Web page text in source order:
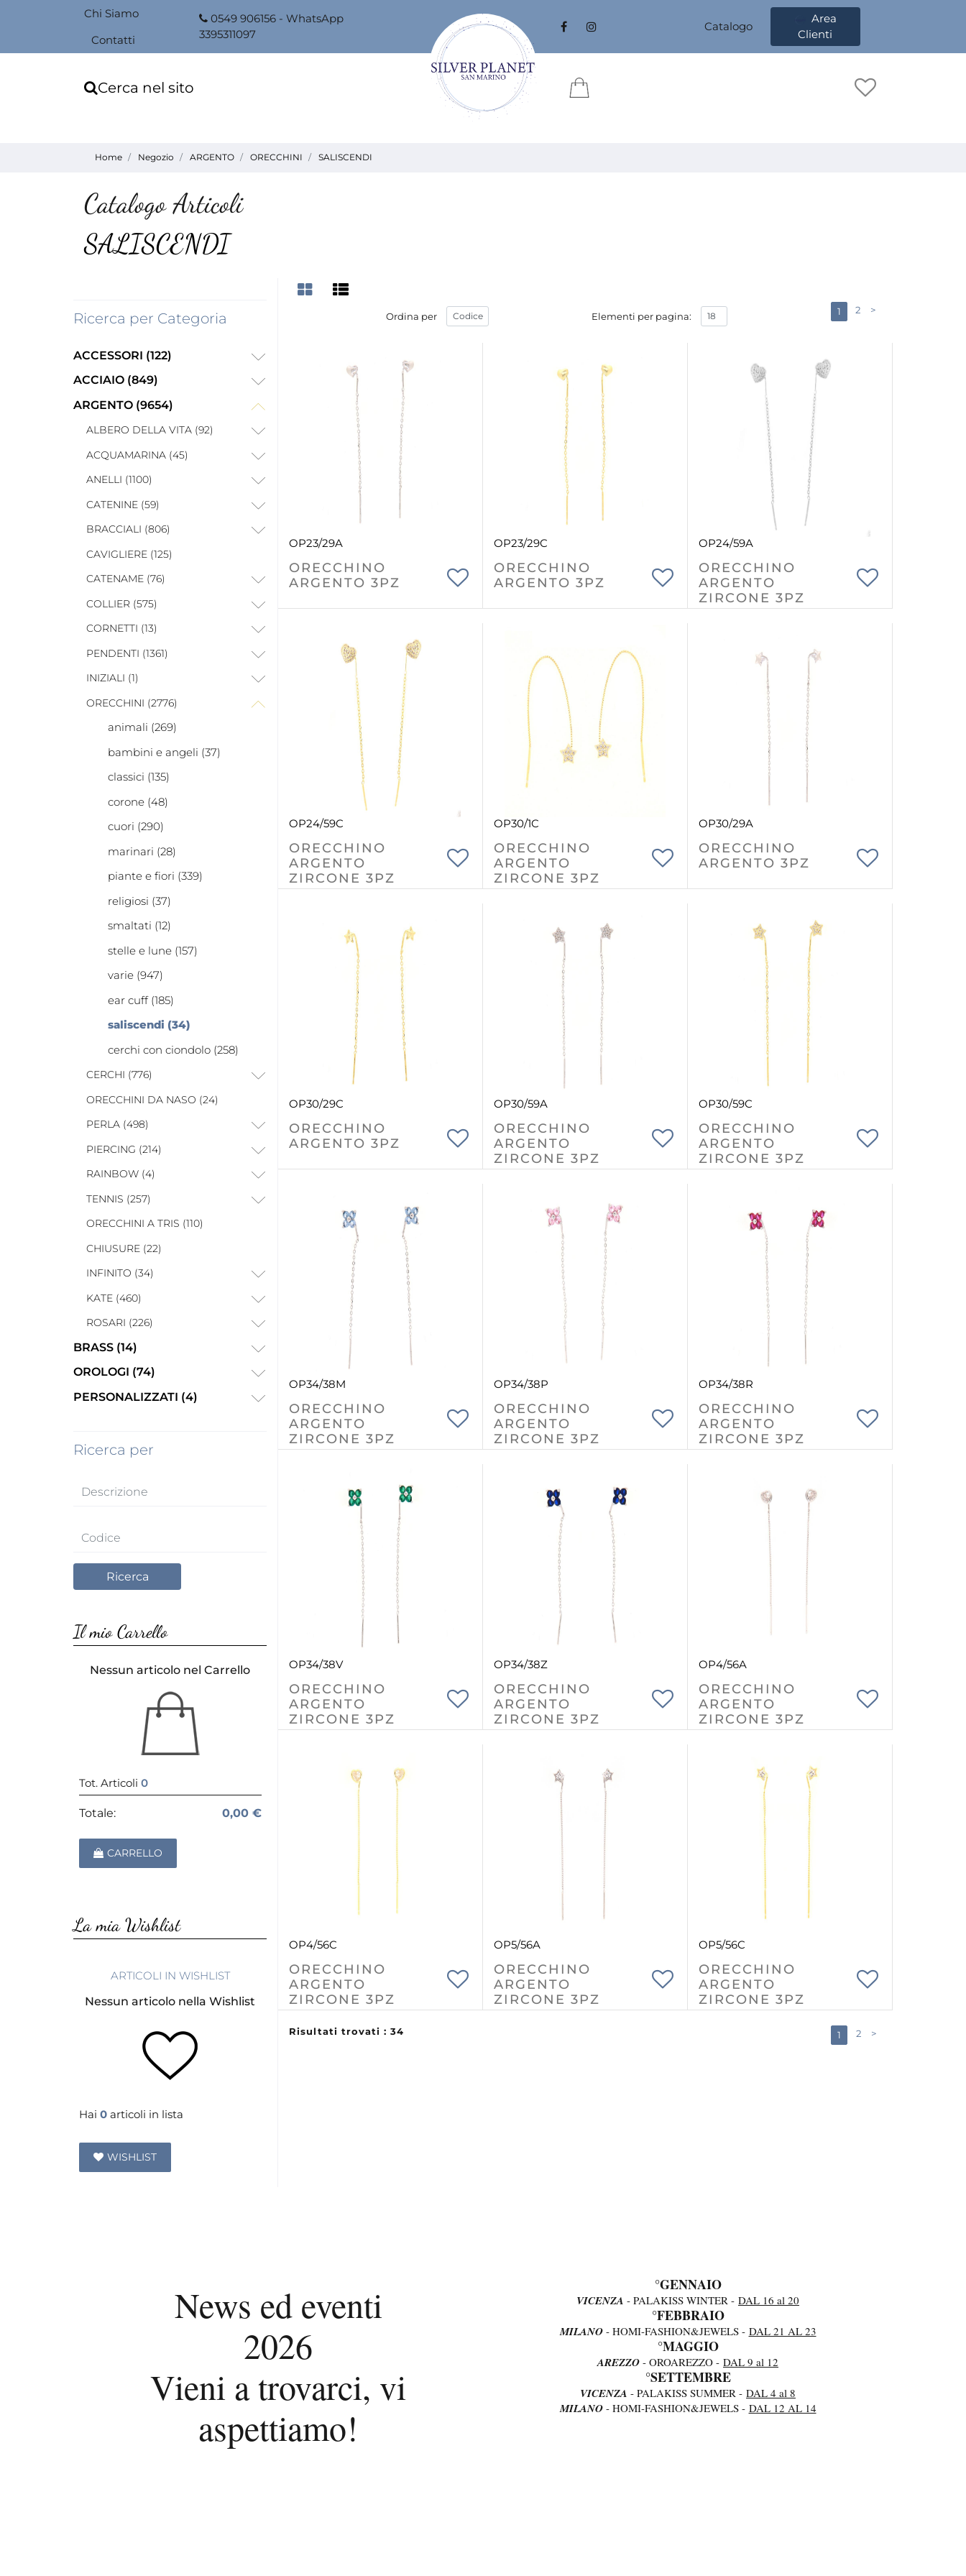
Chi Siamo
Contatti
0549 906156 - WhatsApp
3395311097
Catalogo
Area
Clienti
Cerca nel sito
Home Negozio ARGENTO ORECCHINI SALISCENDI
Catalogo Articoli
SALISCENDI
Ricerca per Categoria
ACCESSORI (122)
ACCIAIO (849)
ARGENTO (9654)
ALBERO DELLA VITA (92)
ACQUAMARINA (45)
ANELLI (1100)
CATENINE (59)
BRACCIALI (806)
CAVIGLIERE (125)
CATENAME (76)
COLLIER (575)
CORNETTI (13)
PENDENTI (1361)
INIZIALI (1)
ORECCHINI (2776)
animali (269)
bambini e angeli (37)
classici (135)
corone (48)
cuori (290)
marinari (28)
piante e fiori (339)
religiosi (37)
smaltati (12)
stelle e lune (157)
varie (947)
ear cuff (185)
saliscendi (34)
cerchi con ciondolo (258)
CERCHI (776)
ORECCHINI DA NASO (24)
PERLA (498)
PIERCING (214)
RAINBOW (4)
TENNIS (257)
ORECCHINI A TRIS (110)
CHIUSURE (22)
INFINITO (34)
KATE (460)
ROSARI (226)
BRASS (14)
OROLOGI (74)
PERSONALIZZATI (4)
Ricerca per
Il mio Carrello
Nessun articolo nel Carrello
Tot. Articoli 0
Totale: 0,00 €
CARRELLO
La mia Wishlist
ARTICOLI IN WISHLIST
Nessun articolo nella Wishlist
Hai 0 articoli in lista
WISHLIST
Ordina per Elementi per pagina: 1 2 >
OP23/29A
ORECCHINO
ARGENTO 3PZ
OP23/29C
ORECCHINO
ARGENTO 3PZ
OP24/59A
ORECCHINO
ARGENTO
ZIRCONE 3PZ
OP24/59C
ORECCHINO
ARGENTO
ZIRCONE 3PZ
OP30/1C
ORECCHINO
ARGENTO
ZIRCONE 3PZ
OP30/29A
ORECCHINO
ARGENTO 3PZ
OP30/29C
ORECCHINO
ARGENTO 3PZ
OP30/59A
ORECCHINO
ARGENTO
ZIRCONE 3PZ
OP30/59C
ORECCHINO
ARGENTO
ZIRCONE 3PZ
OP34/38M
ORECCHINO
ARGENTO
ZIRCONE 3PZ
OP34/38P
ORECCHINO
ARGENTO
ZIRCONE 3PZ
OP34/38R
ORECCHINO
ARGENTO
ZIRCONE 3PZ
OP34/38V
ORECCHINO
ARGENTO
ZIRCONE 3PZ
OP34/38Z
ORECCHINO
ARGENTO
ZIRCONE 3PZ
OP4/56A
ORECCHINO
ARGENTO
ZIRCONE 3PZ
OP4/56C
ORECCHINO
ARGENTO
ZIRCONE 3PZ
OP5/56A
ORECCHINO
ARGENTO
ZIRCONE 3PZ
OP5/56C
ORECCHINO
ARGENTO
ZIRCONE 3PZ
Risultati trovati : 34 1 2 >
News ed eventi
2026
Vieni a trovarci, vi
aspettiamo!
°GENNAIO
VICENZA - PALAKISS WINTER - DAL 16 al 20
°FEBBRAIO
MILANO - HOMI-FASHION&JEWELS - DAL 21 AL 23
°MAGGIO
AREZZO - OROAREZZO - DAL 9 al 12
°SETTEMBRE
VICENZA - PALAKISS SUMMER - DAL 4 al 8
MILANO- HOMI-FASHION&JEWELS - DAL 12 AL 14